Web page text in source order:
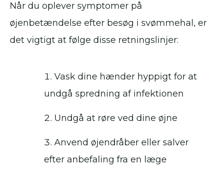
Når du oplever symptomer på
øjenbetændelse efter besøg i svømmehal, er
det vigtigt at følge disse retningslinjer:
Vask dine hænder hyppigt for at
undgå spredning af infektionen
Undgå at røre ved dine øjne
Anvend øjendråber eller salver
efter anbefaling fra en læge